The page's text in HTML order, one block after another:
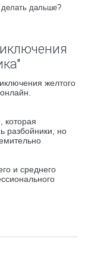
делать дальше?
желтого
которая
разбойники, но
и среднего